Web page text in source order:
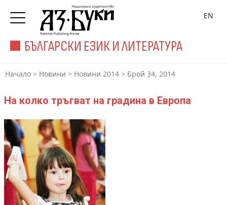
БЪЛГАРСКИ ЕЗИК И ЛИТЕРАТУРА
EN
Начало > Новини > Новини 2014 > Брой 34, 2014
На колко тръгват на градина в Европа